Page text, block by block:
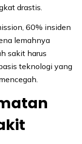
drastis.
60% insiden
lemahnya
sakit harus
teknologi yang